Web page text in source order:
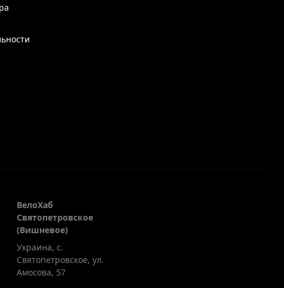
ВелоХаб
Святопетровское
(Вишневое)
Украина, с.
Святопетровское, ул.
Амосова, 57